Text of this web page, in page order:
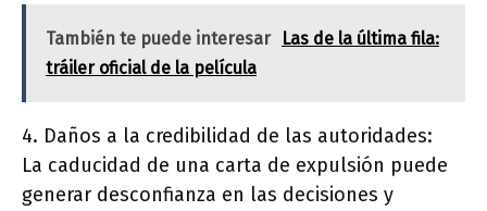
También te puede interesar
Las de la última fila:
tráiler oficial de la película
4. Daños a la credibilidad de las autoridades:
La caducidad de una carta de expulsión puede
generar desconfianza en las decisiones y